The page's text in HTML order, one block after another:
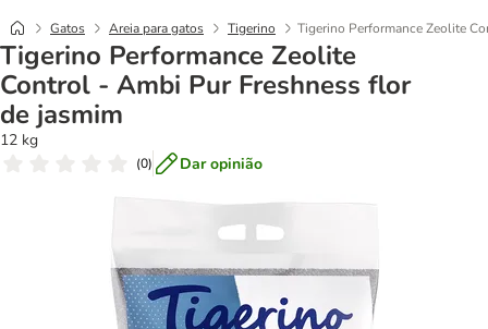
Gatos Areia para gatos Tigerino Tigerino Performance Zeolite
Tigerino Performance Zeolite
Control - Ambi Pur Freshness flor
de jasmim
12 kg
(0) Dar opinião